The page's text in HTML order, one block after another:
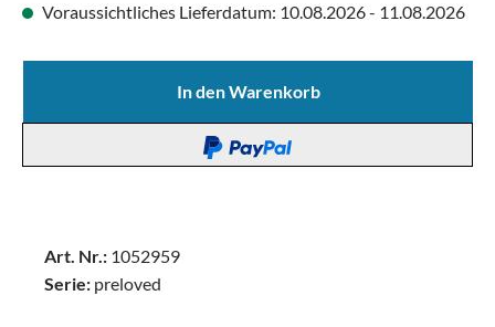
Voraussichtliches Lieferdatum: 10.08.2026 - 11.08.2026
In den Warenkorb
Art. Nr.: 1052959
Serie: preloved